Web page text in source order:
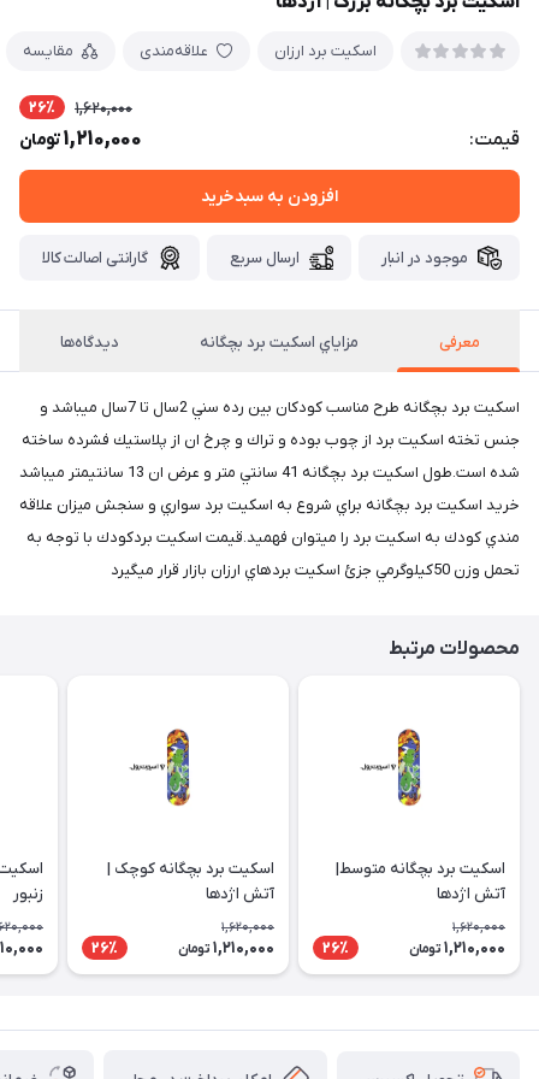
اسکیت برد ارزان علاقه‌مندی مقایسه
قیمت:
1,620,000 26٪
1,210,000تومان
افزودن به سبدخرید
موجود در انبار ارسال سریع گارانتی اصالت کالا
معرفی مزاياي اسكيت برد بچگانه دیدگاه‌ها
اسكيت برد بچگانه طرح مناسب كودكان بين رده سني 2سال تا 7سال ميباشد و
جنس تخته اسكيت برد از چوب بوده و تراك و چرخ ان از پلاستيك فشرده ساخته
شده است.طول اسكيت برد بچگانه 41 سانتي متر و عرض ان 13 سانتيمتر ميباشد
خريد اسكيت برد بچگانه براي شروع به اسكيت برد سواري و سنجش ميزان علاقه
مندي كودك به اسكيت برد را ميتوان فهميد.قيمت اسكيت بردكودك با توجه به
تحمل وزن 50كيلوگرمي جزئ اسكيت بردهاي ارزان بازار قرار ميگيرد
محصولات مرتبط
اسكيت برد بچگانه متوسط|
آتش اژدها
1,620,000
1,210,000 تومان 26٪
اسكيت برد بچگانه کوچک |
آتش اژدها
1,620,000
1,210,000 تومان 26٪
زنبور